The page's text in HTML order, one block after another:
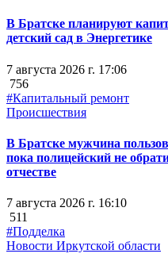
В Братске планируют
детский сад в Энергетике
7 августа 2026 г. 17:06
756
#Капитальный ремонт
Происшествия
В Братске мужчина
пока полицейский не
отчестве
7 августа 2026 г. 16:10
511
#Подделка
Новости Иркутской области